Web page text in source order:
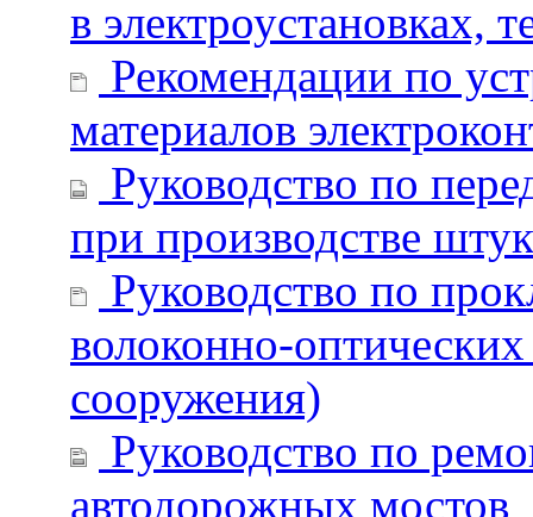
в электроустановках,
Рекомендации по
материалов
Руководство по
при производстве
Руководство по
волоконно-
сооружения)
Руководство по
автодорожных мостов